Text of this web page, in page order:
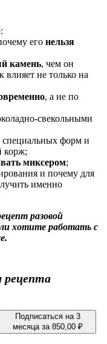
его нельзя
камень, чем он
влияет не только на
, а не по
свекольными
специальных форм и
корж;
миксером;
и почему для
именно
разовой
хотите работать с
рецепта
Подписаться на 3
месяца за850,00₽